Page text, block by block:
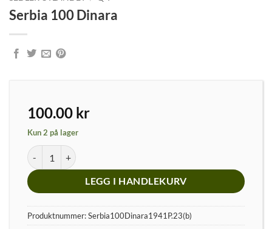
Serbia 100 Dinara
100.00 kr
Kun 2 på lager
Serbia 100 Dinara antall
LEGG I HANDLEKURV
Produktnummer:Serbia100Dinara1941P.23(b)